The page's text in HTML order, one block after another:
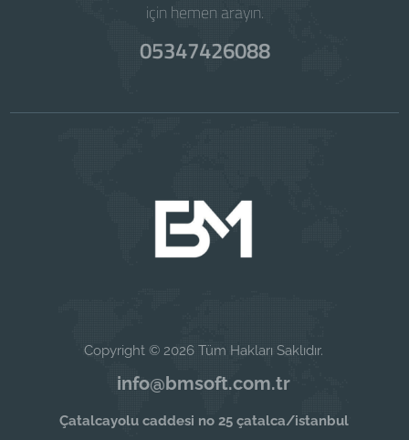
için hemen arayın.
05347426088
Copyright © 2026 Tüm Hakları Saklıdır.
info@bmsoft.com.tr
Çatalcayolu caddesi no 25 çatalca/istanbul